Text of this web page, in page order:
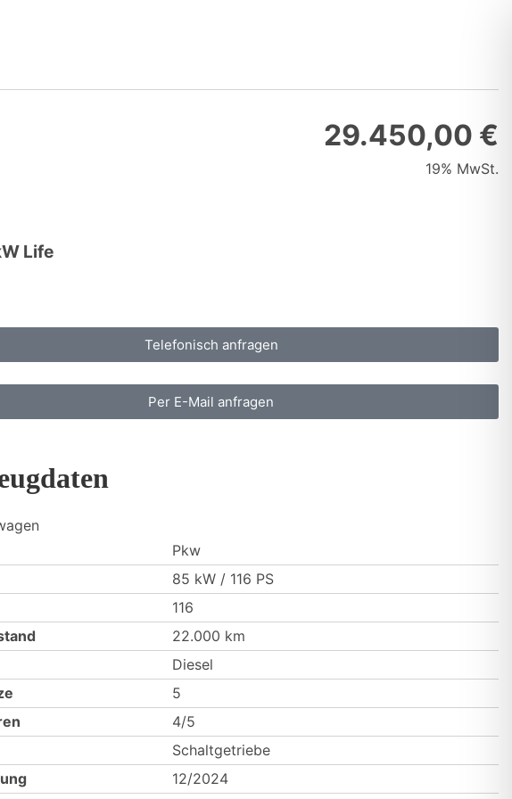
29.450,00 €
19% MwSt.
Life
Telefonisch anfragen
Per E-Mail anfragen
Pkw
85 kW / 116 PS
116
22.000 km
Diesel
5
4/5
Schaltgetriebe
12/2024